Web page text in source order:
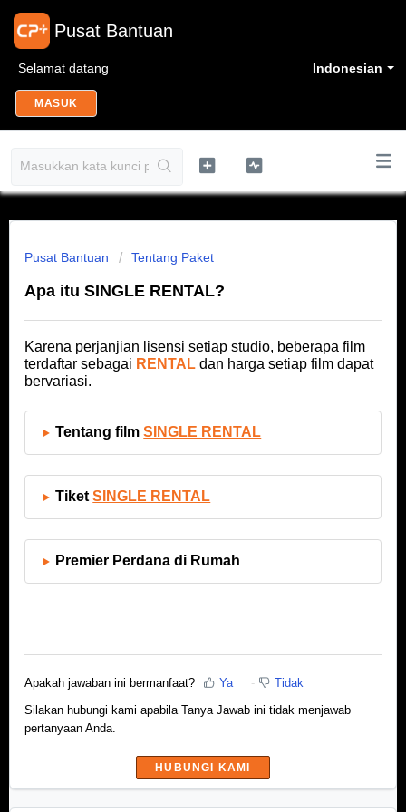
Pusat Bantuan
Indonesian
Selamat datang
MASUK
Pusat Bantuan Tentang Paket
Apa itu SINGLE RENTAL?
Karena perjanjian lisensi setiap studio, beberapa film
terdaftar sebagai RENTAL dan harga setiap film dapat
bervariasi.
Tentang film SINGLE RENTAL
Tiket SINGLE RENTAL
Premier Perdana di Rumah
Apakah jawaban ini bermanfaat? Ya Tidak
Silakan hubungi kami apabila Tanya Jawab ini tidak menjawab
pertanyaan Anda.